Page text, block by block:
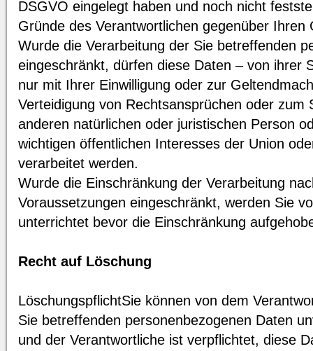
DSGVO eingelegt haben und noch nicht
Gründe des Verantwortlichen gegenüber Ihren
Wurde die Verarbeitung der Sie betreffenden
eingeschränkt, dürfen diese Daten – von ihrer
nur mit Ihrer Einwilligung oder zur
Verteidigung von Rechtsansprüchen oder zum
anderen natürlichen oder juristischen Person
wichtigen öffentlichen Interesses der Union
verarbeitet werden.
Wurde die Einschränkung der Verarbeitung
Voraussetzungen eingeschränkt, werden Sie
unterrichtet bevor die Einschränkung
Recht auf Löschung
LöschungspflichtSie können von dem
Sie betreffenden personenbezogenen Daten
und der Verantwortliche ist verpflichtet, diese